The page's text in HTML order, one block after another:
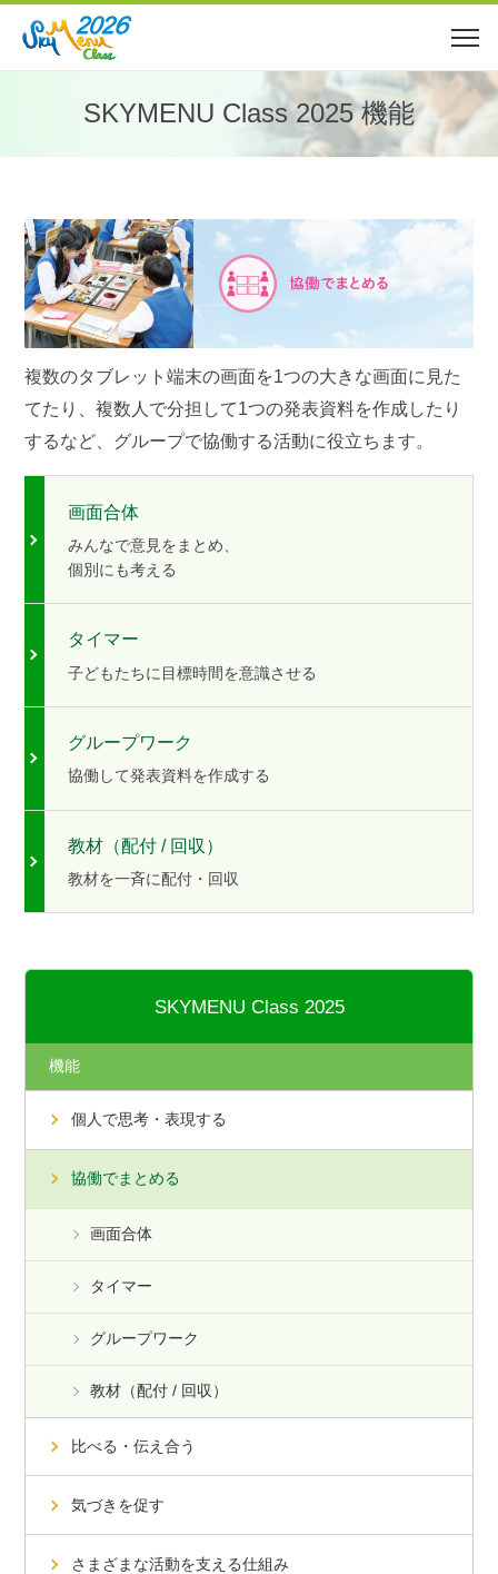
SKYMENU Class 2025 機能
複数のタブレット端末の画面を1つの大きな画面に見た
てたり、複数人で分担して1つの発表資料を作成したり
するなど、グループで協働する活動に役立ちます。
画面合体
みんなで意見をまとめ、
個別にも考える
タイマー
子どもたちに目標時間を意識させる
グループワーク
協働して発表資料を作成する
教材（配付 / 回収）
教材を一斉に配付・回収
SKYMENU Class 2025
機能
個人で思考・表現する
協働でまとめる
画面合体
タイマー
グループワーク
教材（配付 / 回収）
比べる・伝え合う
気づきを促す
さまざまな活動を支える仕組み